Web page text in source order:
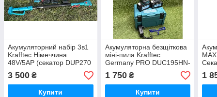
Акумуляторний набір 3в1
Krafftec Німеччина
48V/5AP (секатор DUP270
+ пила DUC150Z +
штанга-молекс 2 м)
3 500 ₴
Купити
Акумуляторна безщіткова
міні-пила Krafftec
Germany PRO DUC195HN-
8 (48V, 6Ah, 2 АКБ + ЗП,
шина 20 см, автоматичне
змащення
1 750₴
Купити
1